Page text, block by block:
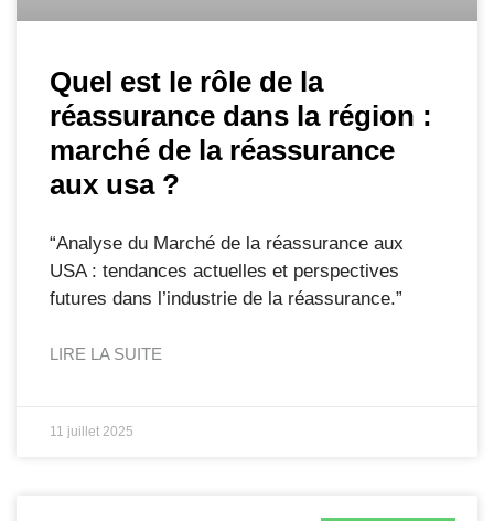
Quel est le rôle de la
réassurance dans la région :
marché de la réassurance
aux usa ?
“Analyse du Marché de la réassurance aux
USA : tendances actuelles et perspectives
futures dans l’industrie de la réassurance.”
LIRE LA SUITE
11 juillet 2025